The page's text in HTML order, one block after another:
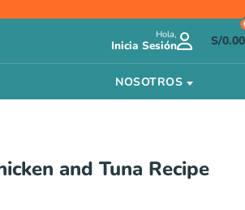
Hola,
Inicia Sesión S/0.00
NOSOTROS
and Tuna Recipe